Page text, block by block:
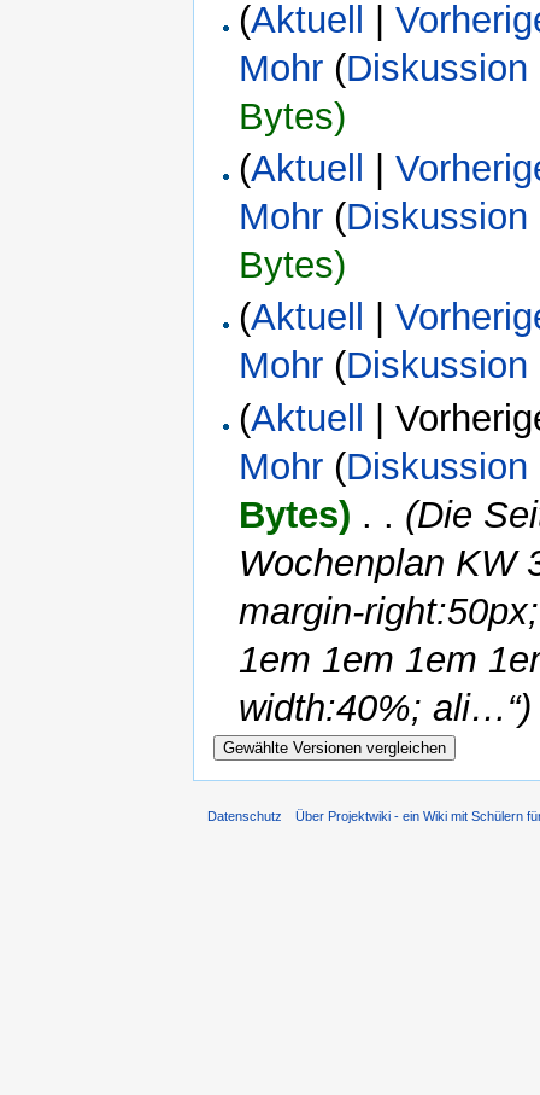
(Aktuell |
Mohr (Diskussion
Bytes)
(Aktuell |
Mohr (Diskussion
Bytes)
(Aktuell |
Mohr (Diskussion
(Aktuell |
Mohr (Diskussion
Bytes) . . (Die
Wochenplan KW
margin-
1em 1em 1em
width:40%; ali…“)
Datenschutz Über Projektwiki - ein Wiki mit Schülern